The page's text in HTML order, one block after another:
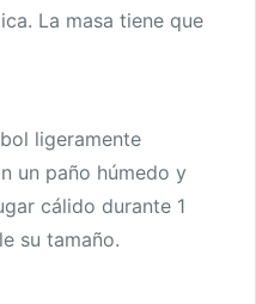
La masa tiene que
ligeramente
un paño húmedo y
cálido durante 1
su tamaño.